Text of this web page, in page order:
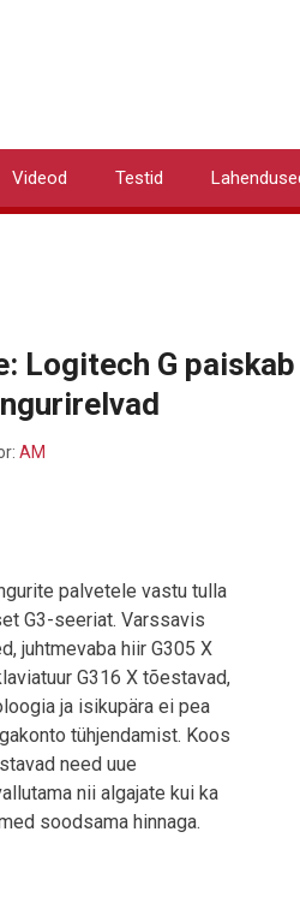
Videod Testid
Logitech G
AM
palvetele vastu tulla
G3-seeriat. Varssavis
juhtmevaba hiir G305 X
G316 X tõestavad,
ja isikupära ei pea
tühjendamist. Koos
need uue
nii algajate kui ka
soodsama hinnaga.